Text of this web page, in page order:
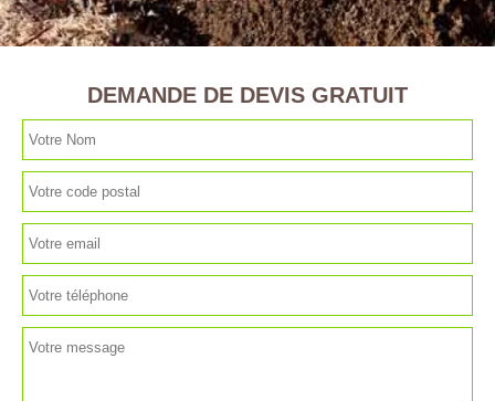
DEMANDE DE DEVIS GRATUIT